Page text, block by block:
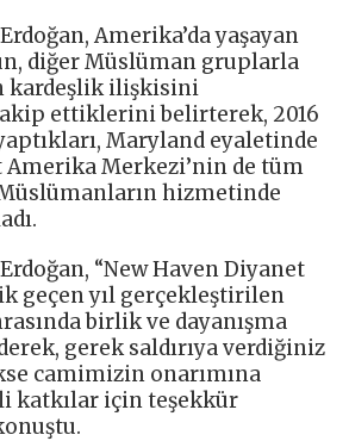
Amerika’da yaşayan
diğer Müslüman gruplarla
kardeşlik ilişkisini
ettiklerini belirterek, 2016
yaptıkları, Maryland eyaletinde
Merkezi’nin de tüm
Müslümanların hizmetinde
“New Haven Diyanet
geçen yıl gerçekleştirilen
birlik ve dayanışma
gerek saldırıya verdiğiniz
camimizin onarımına
katkılar için teşekkür